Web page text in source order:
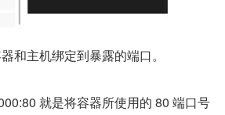
和主机绑定到暴露的端口。
就是将容器所使用的 80 端口号